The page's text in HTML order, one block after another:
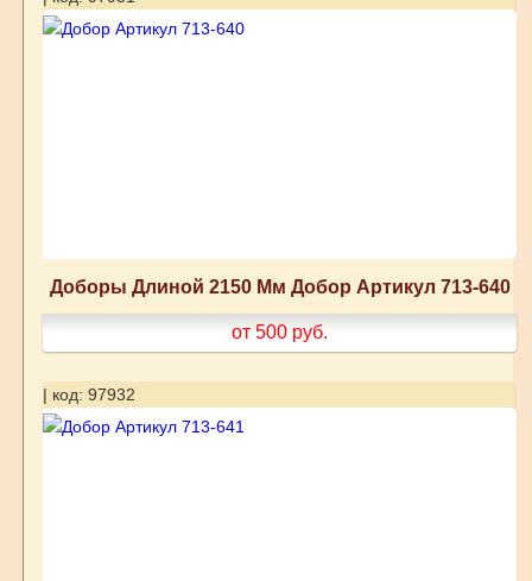
Доборы Длиной 2150 Мм Добор Артикул 713-640
от 500 руб.
| код: 97932